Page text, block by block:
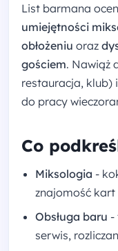
List barmana
umiejętności
obłożeniu oraz
gościem. Nawiąż
restauracja, klub)
do pracy
Co
Miksologia -
znajomość kart
Obsługa baru -
serwis,